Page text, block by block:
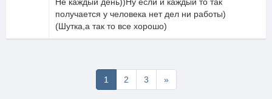
получается у человека нет дел ни работы)
(Шутка,а так то все хорошо)
1 2 3 »Последняя